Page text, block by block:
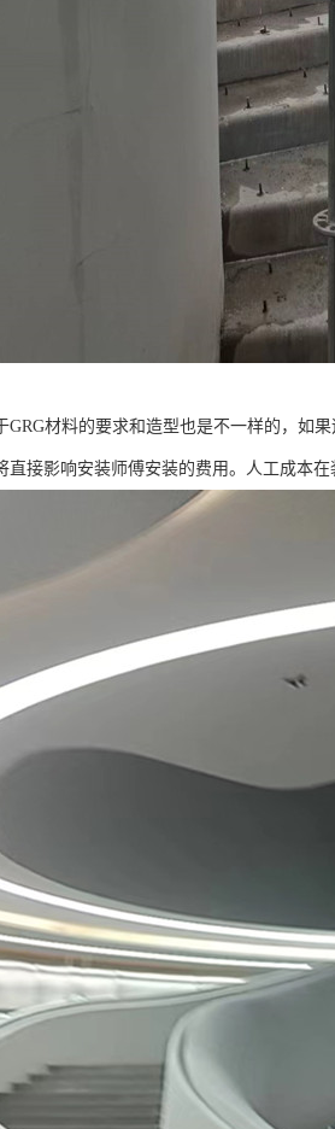
GRG材料的要求和造型也是不一样的，如
直接影响安装师傅安装的费用。人工成本